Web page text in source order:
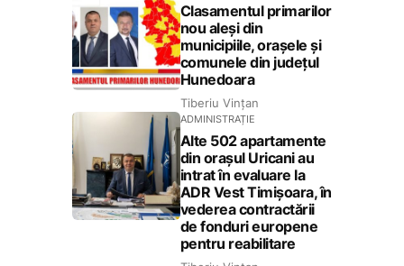
Clasamentul primarilor
nou aleși din
municipiile, orașele și
comunele din județul
Hunedoara
Tiberiu Vințan
ADMINISTRAȚIE
Alte 502 apartamente
din orașul Uricani au
intrat în evaluare la
ADR Vest Timișoara, în
vederea contractării
de fonduri europene
pentru reabilitare